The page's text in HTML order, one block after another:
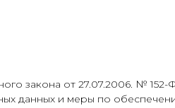
закона от 27.07.2006. № 152-
данных и меры по